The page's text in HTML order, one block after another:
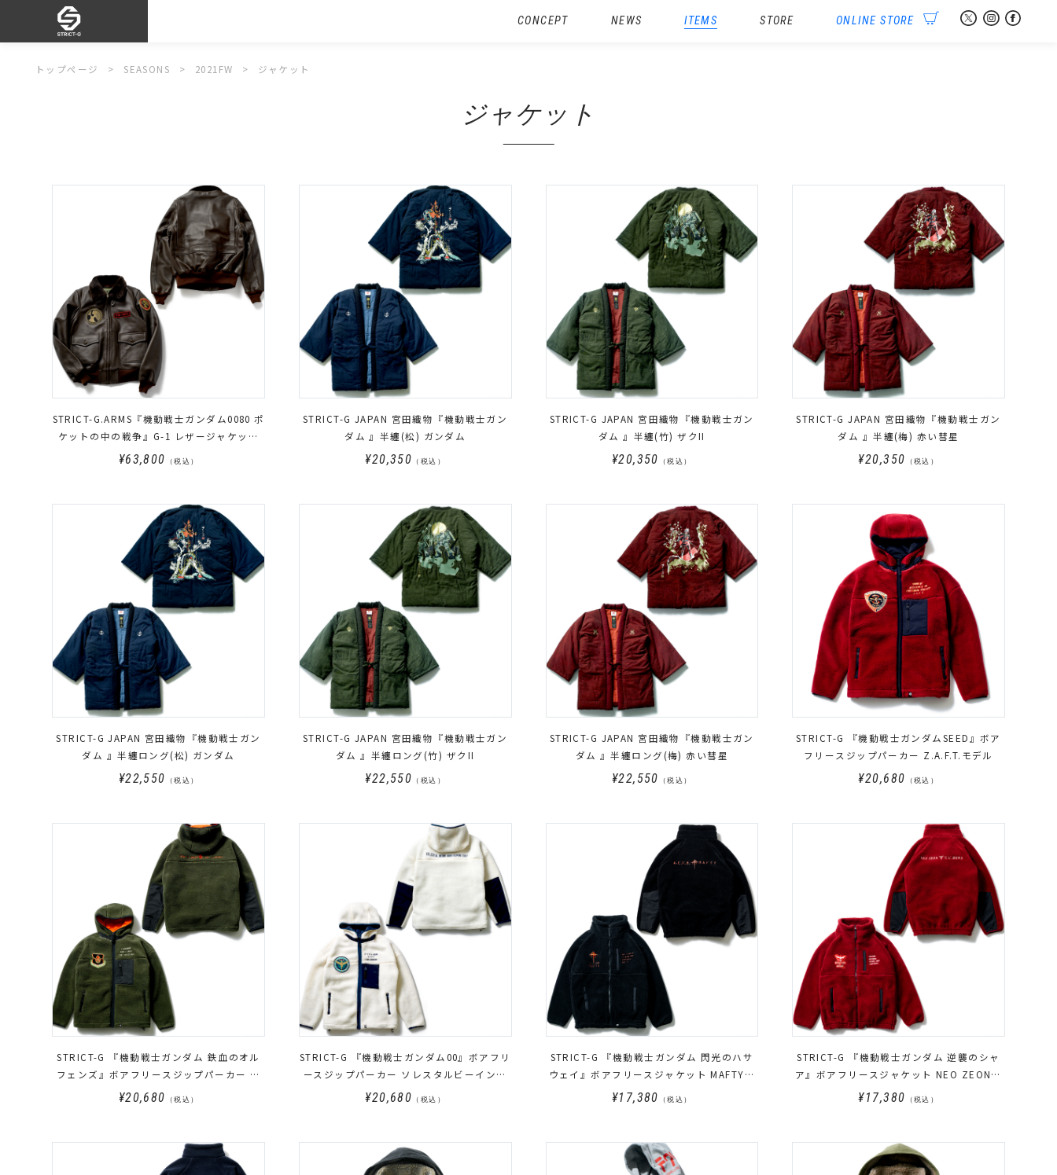
ITEMS
CONCEPT NEWS STORE ONLINE STORE
トップページ SEASONS 2021FW ジャケット
ジャケット
STRICT-G.ARMS『機動戦士ガンダム0080 ポ
ケットの中の戦争』G-1 レザージャケット
バーナード・ワイズマンモデル
¥63,800 （税込）
STRICT-G JAPAN 宮田織物『機動戦士ガン
ダム 』半纏(松) ガンダム
¥20,350 （税込）
STRICT-G JAPAN 宮田織物『機動戦士ガン
ダム 』半纏(竹) ザクII
¥20,350 （税込）
STRICT-G JAPAN 宮田織物『機動戦士ガン
ダム 』半纏(梅) 赤い彗星
¥20,350 （税込）
STRICT-G JAPAN 宮田織物『機動戦士ガン
ダム 』半纏ロング(松) ガンダム
¥22,550 （税込）
STRICT-G JAPAN 宮田織物『機動戦士ガン
ダム 』半纏ロング(竹) ザクII
¥22,550 （税込）
STRICT-G JAPAN 宮田織物『機動戦士ガン
ダム 』半纏ロング(梅) 赤い彗星
¥22,550 （税込）
STRICT-G 『機動戦士ガンダムSEED』ボア
フリースジップパーカー Z.A.F.T.モデル
¥20,680 （税込）
STRICT-G 『機動戦士ガンダム 鉄血のオル
フェンズ』ボアフリースジップパーカー 鉄
華団モデル
¥20,680 （税込）
STRICT-G 『機動戦士ガンダム00』ボアフリ
ースジップパーカー ソレスタルビーイング
モデル
¥20,680 （税込）
STRICT-G 『機動戦士ガンダム 閃光のハサ
ウェイ』ボアフリースジャケット MAFTYモ
デル
¥17,380 （税込）
STRICT-G 『機動戦士ガンダム 逆襲のシャ
ア』ボアフリースジャケット NEO ZEONモ
デル
¥17,380 （税込）